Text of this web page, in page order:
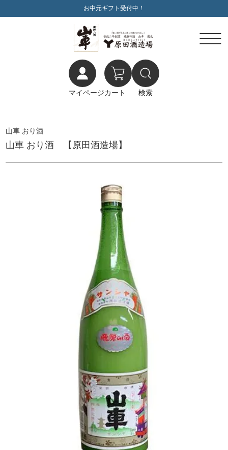
お中元ギフト受付中！
マイページカート 検索
山車 おり酒
山車 おり酒 【原田酒造場】